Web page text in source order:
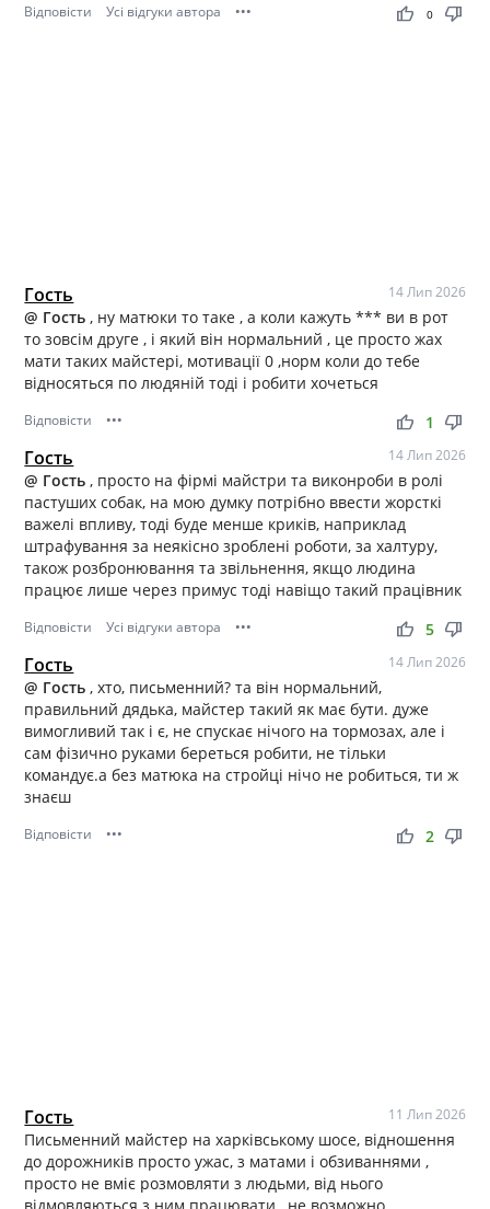
Відповісти Усі відгуки автора ••• thumb_up thumb_down
0
Гость 14 Лип 2026
@ Гость, ну матюки то таке , а коли кажуть *** ви в рот
то зовсім друге , і який він нормальний , це просто жах
мати таких майстері, мотивації 0 ,норм коли до тебе
відносяться по людяній тоді і робити хочеться
Відповісти ••• thumb_up thumb_down
1
Гость 14 Лип 2026
@ Гость, просто на фірмі майстри та виконроби в ролі
пастуших собак, на мою думку потрібно ввести жорсткі
важелі впливу, тоді буде менше криків, наприклад
штрафування за неякісно зроблені роботи, за халтуру,
також розбронювання та звільнення, якщо людина
працює лише через примус тоді навіщо такий працівник
Відповісти Усі відгуки автора ••• thumb_up thumb_down
5
Гость 14 Лип 2026
@ Гость, хто, письменний? та він нормальний,
правильний дядька, майстер такий як має бути. дуже
вимогливий так і є, не спускає нічого на тормозах, але і
сам фізично руками береться робити, не тільки
командує.а без матюка на стройці нічо не робиться, ти ж
знаєш
Відповісти ••• thumb_up thumb_down
2
Гость 11 Лип 2026
Письменний майстер на харківському шосе, відношення
до дорожників просто ужас, з матами і обзиваннями ,
просто не вміє розмовляти з людьми, від нього